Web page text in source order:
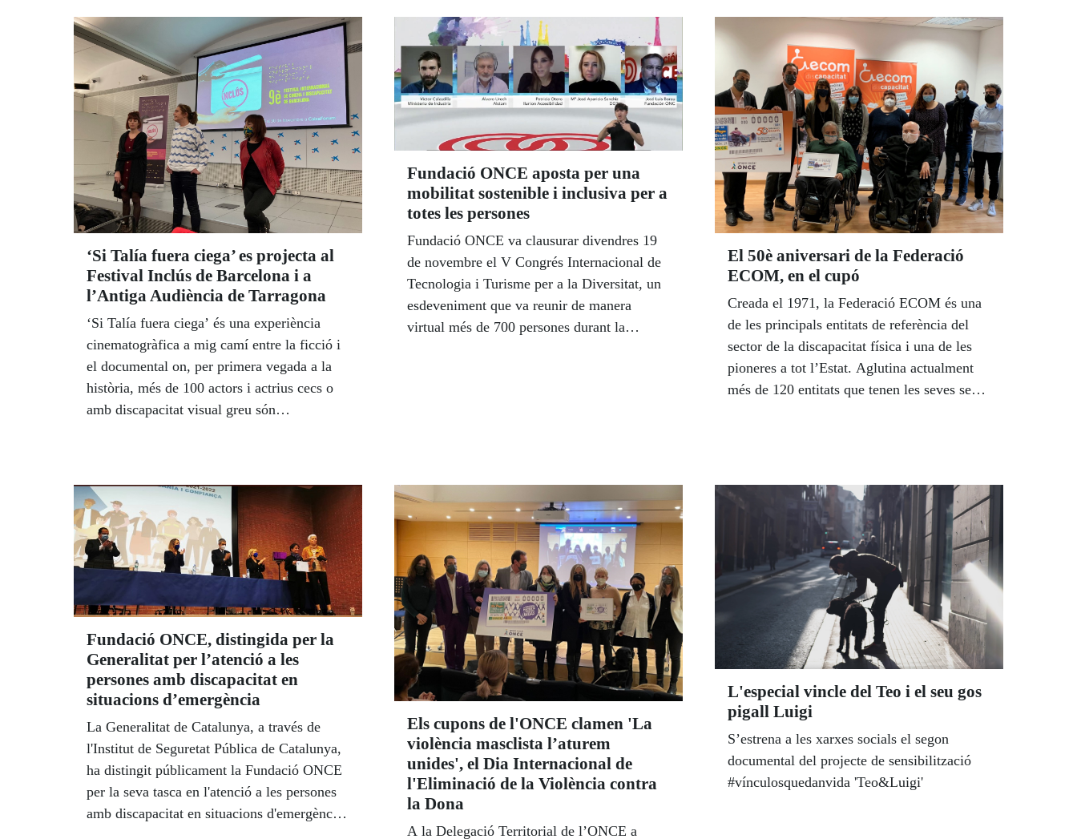
novembre al Passeig Arqueològic de
Tarragona.
pigmentària causada pel gen EYS.
‘Si Talía fuera ciega’ es projecta al
Festival Inclús de Barcelona i a
l’Antiga Audiència de Tarragona
‘Si Talía fuera ciega’ és una experiència
cinematogràfica a mig camí entre la ficció i
el documental on, per primera vegada a la
història, més de 100 actors i actrius cecs o
amb discapacitat visual greu són
sobre la inclusió de persones amb
discapacitat a la societat i com es veuen
representades al cinema. Participa el grup
teatral ‘Amanida Teatre’ de Tarragona.
Fundació ONCE aposta per una
mobilitat sostenible i inclusiva per a
totes les persones
Fundació ONCE va clausurar divendres 19
de novembre el V Congrés Internacional de
Tecnologia i Turisme per a la Diversitat, un
esdeveniment que va reunir de manera
virtual més de 700 persones durant la
El 50è aniversari de la Federació
ECOM, en el cupó
Creada el 1971, la Federació ECOM és una
de les principals entitats de referència del
sector de la discapacitat física i una de les
pioneres a tot l’Estat. Aglutina actualment
més de 120 entitats que tenen les seves seus
discapacitat’, van difondre aquest aniversari
per tot l’Estat.
Fundació ONCE, distingida per la
Generalitat per l’atenció a les
persones amb discapacitat en
situacions d’emergència
La Generalitat de Catalunya, a través de
l'Institut de Seguretat Pública de Catalunya,
ha distingit públicament la Fundació ONCE
per la seva tasca en l'atenció a les persones
amb discapacitat en situacions d'emergència.
Els cupons de l'ONCE clamen 'La
violència masclista l’aturem
unides', el Dia Internacional de
l'Eliminació de la Violència contra
la Dona
A la Delegació Territorial de l’ONCE a
L'especial vincle del Teo i el seu gos
pigall Luigi
S’estrena a les xarxes socials el segon
documental del projecte de sensibilització
#vínculosquedanvida 'Teo&Luigi'